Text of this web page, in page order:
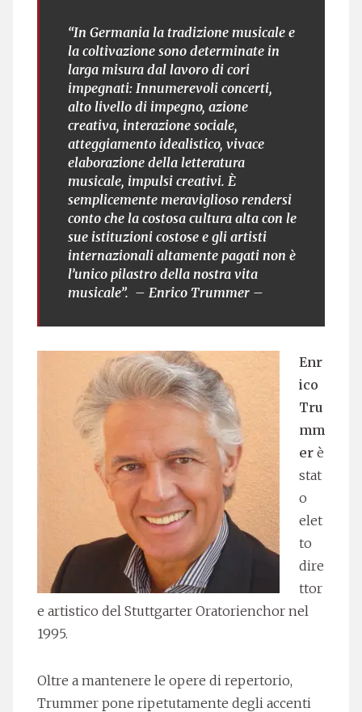
“In Germania la tradizione musicale e
la coltivazione sono determinate in
larga misura dal lavoro di cori
impegnati: Innumerevoli concerti,
alto livello di impegno, azione
creativa, interazione sociale,
atteggiamento idealistico, vivace
elaborazione della letteratura
musicale, impulsi creativi. È
semplicemente meraviglioso rendersi
conto che la costosa cultura alta con le
sue istituzioni costose e gli artisti
internazionali altamente pagati non è
l’unico pilastro della nostra vita
musicale”. – Enrico Trummer –
Enr
ico
Tru
mm
er è
stat
o
elet
to
dire
ttor
e artistico del Stuttgarter Oratorienchor nel
1995.
Oltre a mantenere le opere di repertorio,
Trummer pone ripetutamente degli accenti